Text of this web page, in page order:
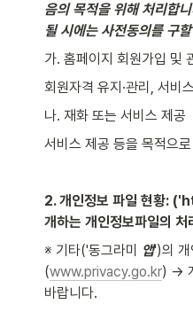
음의 목적을 위해 처리합
될 시에는 사전동의를 구
가. 홈페이지 회원가입 및
회원자격 유지·관리, 서비
나. 재화 또는 서비스 제공
서비스 제공 등을 목적으
2. 개인정보 파일 현황:
개하는 개인정보파일의
※ 기타('동그라미
앱')의 개
(www.privacy.go.kr) →
바랍니다.